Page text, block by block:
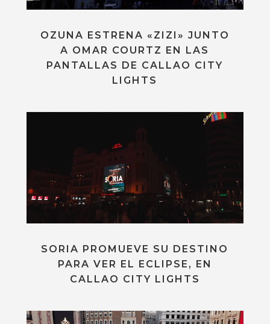
OZUNA ESTRENA «ZIZI» JUNTO
A OMAR COURTZ EN LAS
PANTALLAS DE CALLAO CITY
LIGHTS
SORIA PROMUEVE SU DESTINO
PARA VER EL ECLIPSE, EN
CALLAO CITY LIGHTS